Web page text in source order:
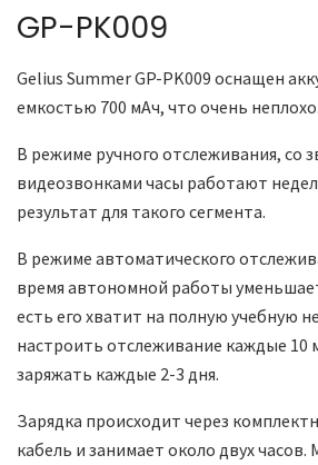
GP-PK009
Gelius Summer GP-PK009 оснащен
емкостью 700 мАч, что очень неплохо.
В режиме ручного отслеживания, со
видеозвонками часы работают
результат для такого сегмента.
В режиме автоматического
время автономной работы
есть его хватит на полную учебную
настроить отслеживание каждые 10
заряжать каждые 2-3 дня.
Зарядка происходит через
кабель и занимает около двух